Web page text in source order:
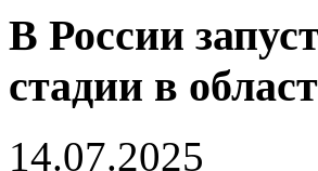
В России
стадии в
14.07.2025